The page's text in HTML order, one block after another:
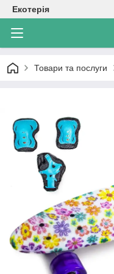
Екотерія
Товари та послуги